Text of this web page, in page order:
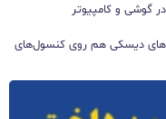
گوشی و کامپیوتر
بازی‌های دیسکی هم روی کنسول‌های